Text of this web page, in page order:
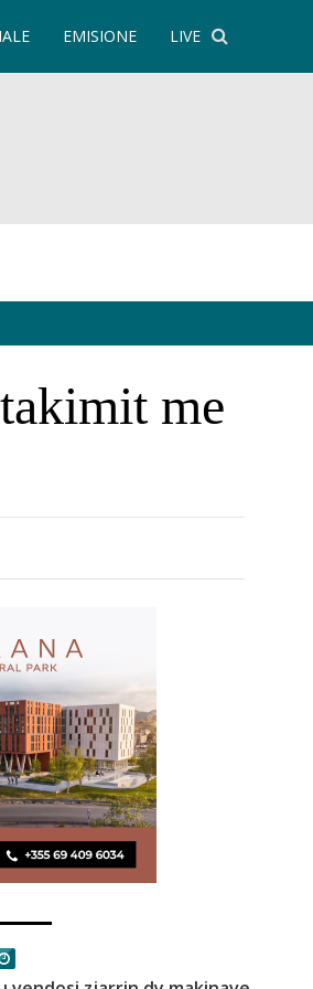
LIVE
EMISIONE
me